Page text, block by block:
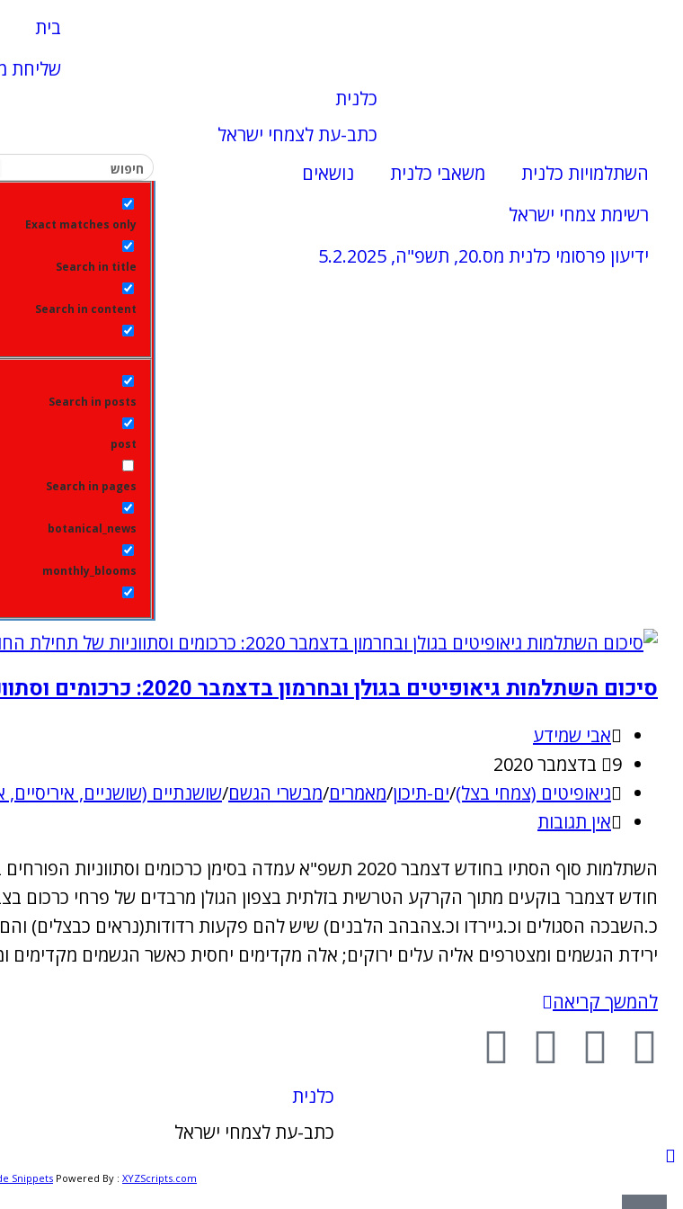
בית
שליחת
כלנית
כתב-עת לצמחי ישראל
השתלמויות כלנית
משאבי כלנית
נושאים
רשימת צמחי ישראל
ידיעון פרסומי כלנית מס.20, תשפ"ה, 5.2.2025
Exact matches only
Search in title
Search in content
Search in posts
post
Search in pages
botanical_news
monthly_blooms
סיכום השתלמות גיאופיטים בגולן ובחרמון בדצמבר 2020: כרכומים וסתווניות של תחילת החורף
אבי שמידע
9 בדצמבר 2020
גיאופיטים (צמחי בצל)/ים-תיכון/מאמרים/מבשרי הגשם/שושנתיים (שושניים, איריסיים,
אין תגובות
השתלמות סוף הסתיו בחודש דצמבר 2020 תשפ"א עמדה בסימן
חודש דצמבר בוקעים מתוך הקרקע הטרשית בזלתית בצפון הגולן מרבדים של פרחי כרכום
כ.השבכה הסגולים וכ.גיירדו וכ.צהבהב הלבנים) שיש להם פקעות רדודות(נראים כבצלים)
ירידת הגשמים ומצטרפים אליה עלים ירוקים; אלה מקדימים יחסית כאשר הגשמים מקדימים
להמשך קריאה
כלנית
כתב-עת לצמחי ישראל
Snippets Powered By : XYZScripts.com